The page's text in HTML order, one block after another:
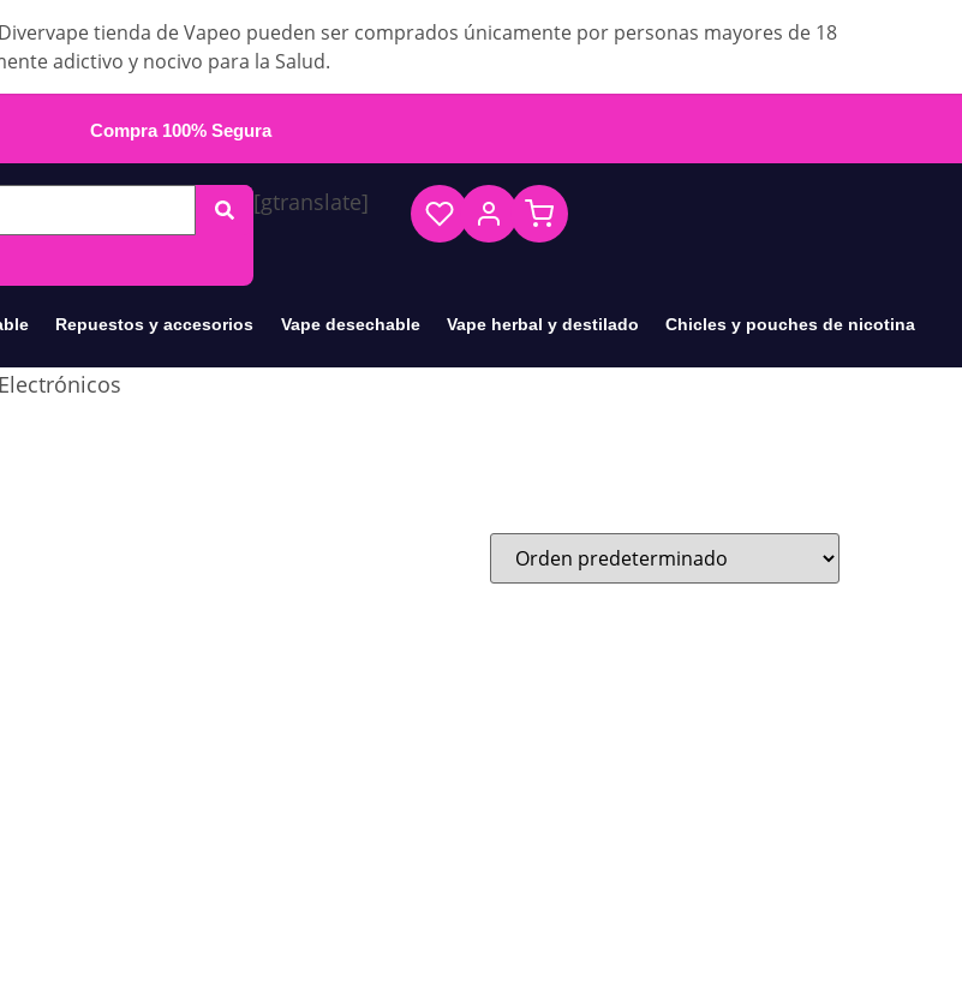
tienda de Vapeo pueden ser comprados únicamente por personas mayores de 18
adictivo y nocivo para la Salud.
Compra 100% Segura
[gtranslate]
Repuestos y accesorios Vape desechable Vape herbal y destilado Chicles y pouches de nicotina